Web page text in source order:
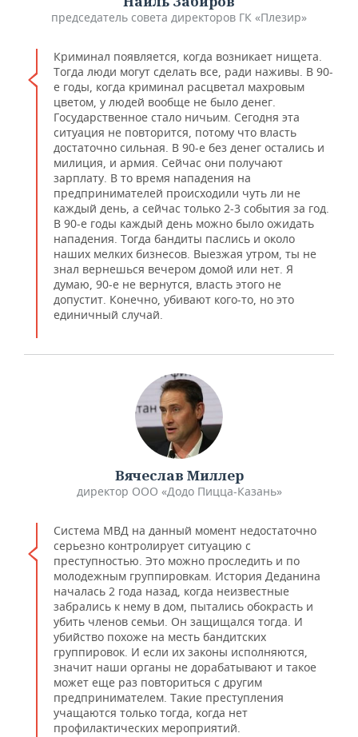
председатель совета директоров ГК «Плезир»
Криминал появляется, когда возникает нищета.
Тогда люди могут сделать все, ради наживы. В 90-
е годы, когда криминал расцветал махровым
цветом, у людей вообще не было денег.
Государственное стало ничьим. Сегодня эта
ситуация не повторится, потому что власть
достаточно сильная. В 90-е без денег остались и
милиция, и армия. Сейчас они получают
зарплату. В то время нападения на
предпринимателей происходили чуть ли не
каждый день, а сейчас только 2-3 события за год.
В 90-е годы каждый день можно было ожидать
нападения. Тогда бандиты паслись и около
наших мелких бизнесов. Выезжая утром, ты не
знал вернешься вечером домой или нет. Я
думаю, 90-е не вернутся, власть этого не
допустит. Конечно, убивают кого-то, но это
единичный случай.
Вячеслав Миллер
директор ООО «Додо Пицца-Казань»
Система МВД на данный момент недостаточно
серьезно контролирует ситуацию с
преступностью. Это можно проследить и по
молодежным группировкам. История Деданина
началась 2 года назад, когда неизвестные
забрались к нему в дом, пытались обокрасть и
убить членов семьи. Он защищался тогда. И
убийство похоже на месть бандитских
группировок. И если их законы исполняются,
значит наши органы не дорабатывают и такое
может еще раз повториться с другим
предпринимателем. Такие преступления
учащаются только тогда, когда нет
профилактических мероприятий.